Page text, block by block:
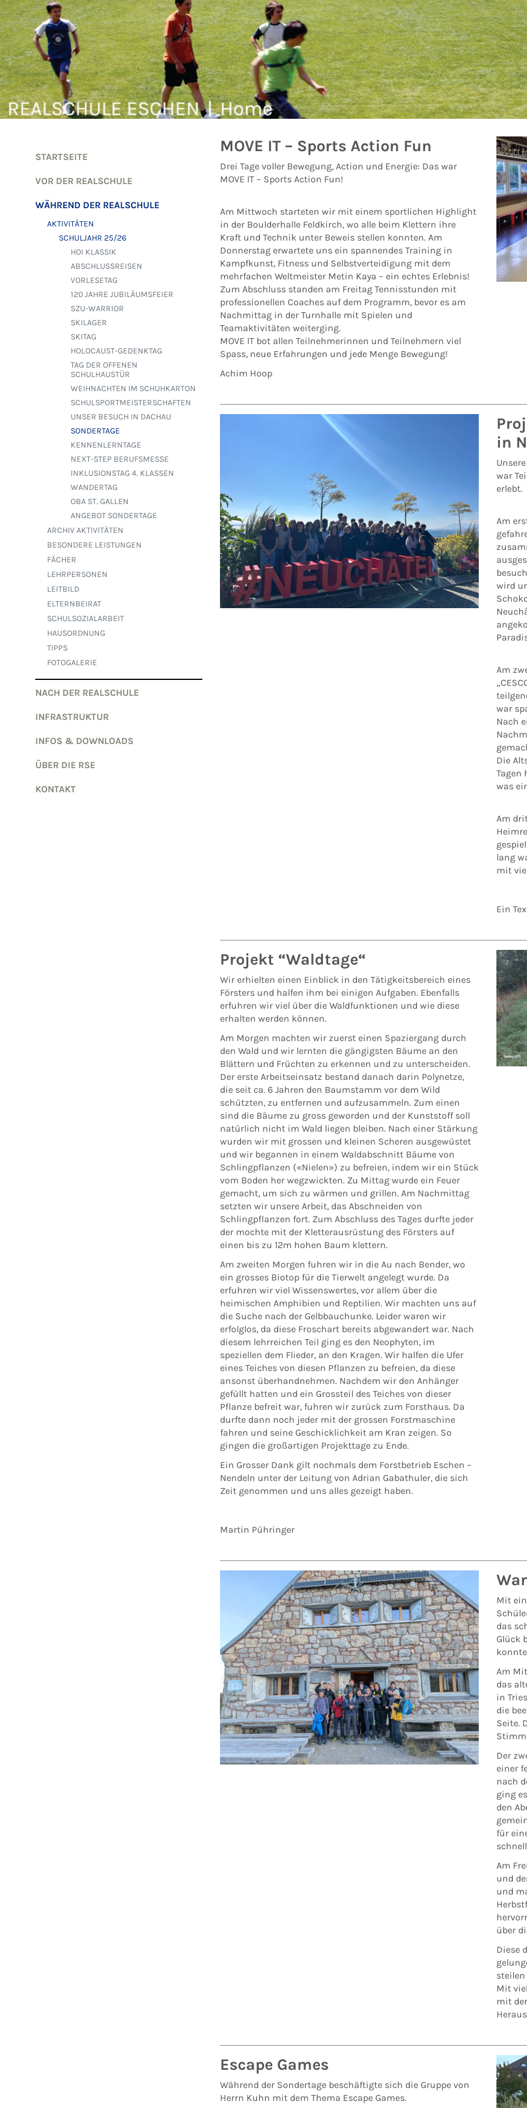
Zum Inhalt springen
MOVE IT – Sports Action Fun
Drei Tage voller Bewegung, Action und Energie: Das war
MOVE IT – Sports Action Fun!
Am Mittwoch starteten wir mit einem sportlichen Highlight
in der Boulderhalle Feldkirch, wo alle beim Klettern ihre
Kraft und Technik unter Beweis stellen konnten. Am
Donnerstag erwartete uns ein spannendes Training in
Kampfkunst, Fitness und Selbstverteidigung mit dem
mehrfachen Weltmeister Metin Kaya – ein echtes Erlebnis!
Zum Abschluss standen am Freitag Tennisstunden mit
professionellen Coaches auf dem Programm, bevor es am
Nachmittag in der Turnhalle mit Spielen und
Teamaktivitäten weiterging.
MOVE IT bot allen Teilnehmerinnen und Teilnehmern viel
Spass, neue Erfahrungen und jede Menge Bewegung!
Achim Hoop
in
war
erlebt.
Am
wird
Am
war
Nach
Die
Tagen
was
Am
lang
mit
Ein
Projekt “Waldtage“
Wir erhielten einen Einblick in den Tätigkeitsbereich eines
Försters und halfen ihm bei einigen Aufgaben. Ebenfalls
erfuhren wir viel über die Waldfunktionen und wie diese
erhalten werden können.
Am Morgen machten wir zuerst einen Spaziergang durch
den Wald und wir lernten die gängigsten Bäume an den
Blättern und Früchten zu erkennen und zu unterscheiden.
Der erste Arbeitseinsatz bestand danach darin Polynetze,
die seit ca. 6 Jahren den Baumstamm vor dem Wild
schützten, zu entfernen und aufzusammeln. Zum einen
sind die Bäume zu gross geworden und der Kunststoff soll
natürlich nicht im Wald liegen bleiben. Nach einer Stärkung
wurden wir mit grossen und kleinen Scheren ausgewüstet
und wir begannen in einem Waldabschnitt Bäume von
Schlingpflanzen («Nielen») zu befreien, indem wir ein Stück
vom Boden her wegzwickten. Zu Mittag wurde ein Feuer
gemacht, um sich zu wärmen und grillen. Am Nachmittag
setzten wir unsere Arbeit, das Abschneiden von
Schlingpflanzen fort. Zum Abschluss des Tages durfte jeder
der mochte mit der Kletterausrüstung des Försters auf
einen bis zu 12m hohen Baum klettern.
Am zweiten Morgen fuhren wir in die Au nach Bender, wo
ein grosses Biotop für die Tierwelt angelegt wurde. Da
erfuhren wir viel Wissenswertes, vor allem über die
heimischen Amphibien und Reptilien. Wir machten uns auf
die Suche nach der Gelbbauchunke. Leider waren wir
erfolglos, da diese Froschart bereits abgewandert war. Nach
diesem lehrreichen Teil ging es den Neophyten, im
speziellen dem Flieder, an den Kragen. Wir halfen die Ufer
eines Teiches von diesen Pflanzen zu befreien, da diese
ansonst überhandnehmen. Nachdem wir den Anhänger
gefüllt hatten und ein Grossteil des Teiches von dieser
Pflanze befreit war, fuhren wir zurück zum Forsthaus. Da
durfte dann noch jeder mit der grossen Forstmaschine
fahren und seine Geschicklichkeit am Kran zeigen. So
gingen die großartigen Projekttage zu Ende.
Ein Grosser Dank gilt nochmals dem Forstbetrieb Eschen –
Nendeln unter der Leitung von Adrian Gabathuler, die sich
Zeit genommen und uns alles gezeigt haben.
Martin Pühringer
Mit
das
Glück
Am
das
in
die
Seite.
Der
einer
nach
ging
den
für
Am
und
und
über
Diese
Mit
mit
Escape Games
Während der Sondertage beschäftigte sich die Gruppe von
Herrn Kuhn mit dem Thema Escape Games.
STARTSEITE
VOR DER REALSCHULE
WÄHREND DER REALSCHULE
AKTIVITÄTEN
SCHULJAHR 25/26
HOI KLASSIK
ABSCHLUSSREISEN
VORLESETAG
120 JAHRE JUBILÄUMSFEIER
SZU-WARRIOR
SKILAGER
SKITAG
HOLOCAUST-GEDENKTAG
TAG DER OFFENEN
SCHULHAUSTÜR
WEIHNACHTEN IM SCHUHKARTON
SCHULSPORTMEISTERSCHAFTEN
UNSER BESUCH IN DACHAU
SONDERTAGE
KENNENLERNTAGE
NEXT-STEP BERUFSMESSE
INKLUSIONSTAG 4. KLASSEN
WANDERTAG
OBA ST. GALLEN
ANGEBOT SONDERTAGE
ARCHIV AKTIVITÄTEN
BESONDERE LEISTUNGEN
FÄCHER
LEHRPERSONEN
LEITBILD
ELTERNBEIRAT
SCHULSOZIALARBEIT
HAUSORDNUNG
TIPPS
FOTOGALERIE
NACH DER REALSCHULE
INFRASTRUKTUR
INFOS & DOWNLOADS
ÜBER DIE RSE
KONTAKT